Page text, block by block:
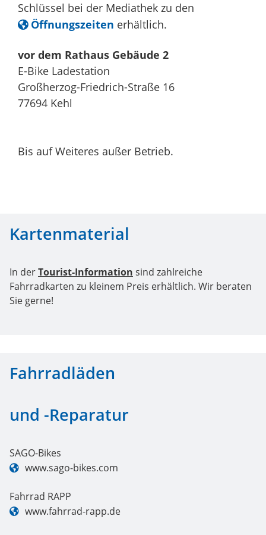
Schlüssel bei der Mediathek zu den
Öffnungszeiten erhältlich.
vor dem Rathaus Gebäude 2
E-Bike Ladestation
Großherzog-Friedrich-Straße 16
77694 Kehl
Bis auf Weiteres außer Betrieb.
Kartenmaterial
In derTourist-Information sind zahlreiche
Fahrradkarten zu kleinem Preis erhältlich. Wir beraten
Sie gerne!
Fahrradläden
und -Reparatur
SAGO-Bikes
www.sago-bikes.com
Fahrrad RAPP
www.fahrrad-rapp.de